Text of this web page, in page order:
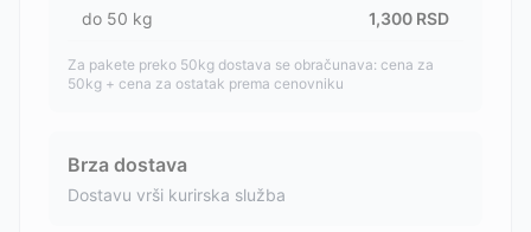
do 50 kg 1,300 RSD
Za pakete preko 50kg dostava se obračunava: cena za
50kg + cena za ostatak prema cenovniku
Brza dostava
Dostavu vrši kurirska služba